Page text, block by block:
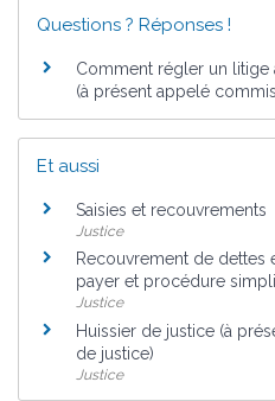
Questions ? Réponses !
Comment régler un litige
(à présent appelé
Et aussi
Saisies et recouvrements
Justice
Recouvrement de dettes
payer et procédure
Justice
Huissier de justice (à
de justice)
Justice